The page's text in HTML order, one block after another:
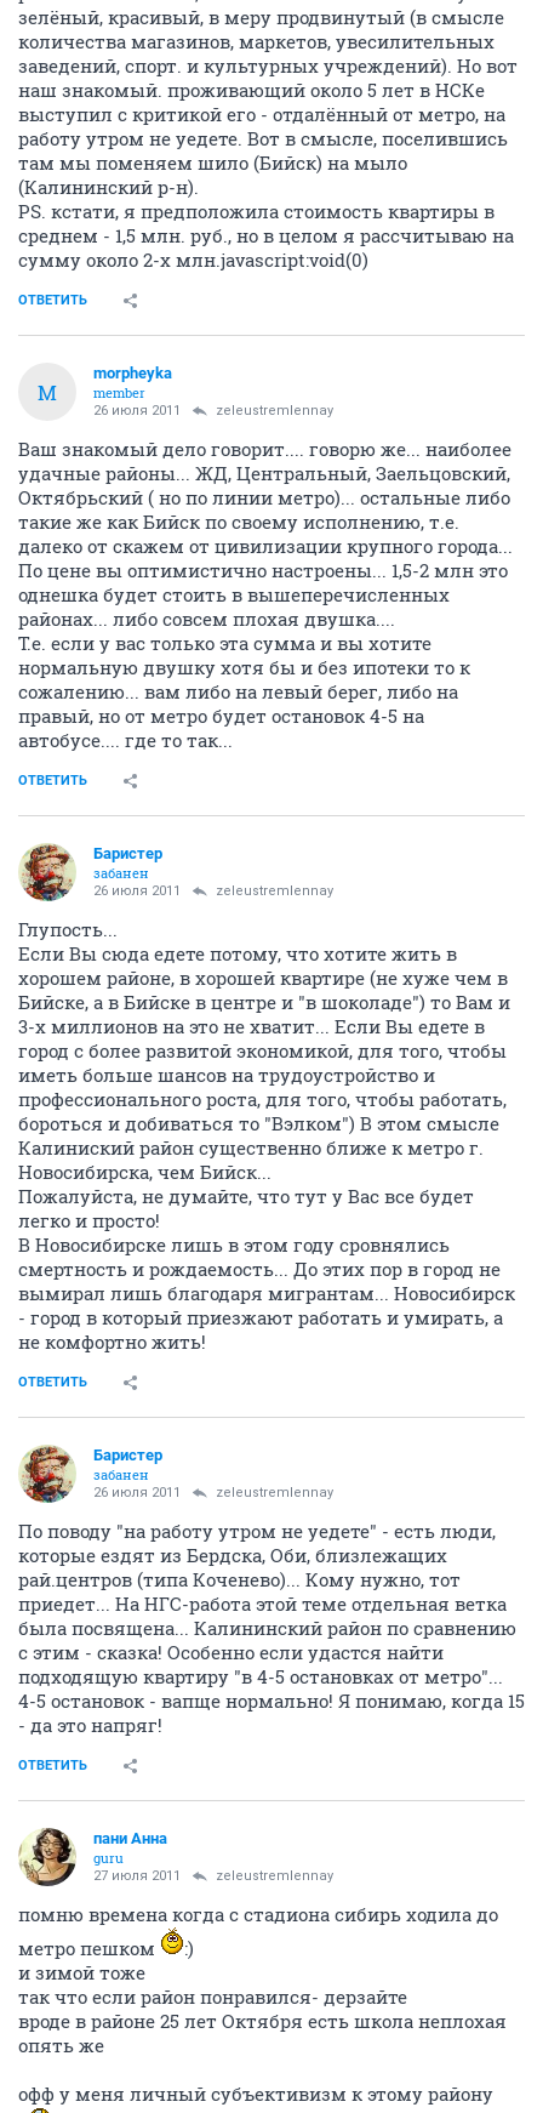
зелёный, красивый, в меру продвинутый (в смысле
количества магазинов, маркетов, увесилительных
заведений, спорт. и культурных учреждений). Но вот
наш знакомый. проживающий около 5 лет в НСКе
выступил с критикой его - отдалённый от метро, на
работу утром не уедете. Вот в смысле, поселившись
там мы поменяем шило (Бийск) на мыло
(Калининский р-н).
PS. кстати, я предположила стоимость квартиры в
среднем - 1,5 млн. руб., но в целом я рассчитываю на
сумму около 2-х млн.javascript:void(0)
ОТВЕТИТЬ
M
morpheyka
member
26 июля 2011 zeleustremlennay
Ваш знакомый дело говорит.... говорю же... наиболее
удачные районы... ЖД, Центральный, Заельцовский,
Октябрьский ( но по линии метро)... остальные либо
такие же как Бийск по своему исполнению, т.е.
далеко от скажем от цивилизации крупного города...
По цене вы оптимистично настроены... 1,5-2 млн это
однешка будет стоить в вышеперечисленных
районах... либо совсем плохая двушка....
Т.е. если у вас только эта сумма и вы хотите
нормальную двушку хотя бы и без ипотеки то к
сожалению... вам либо на левый берег, либо на
правый, но от метро будет остановок 4-5 на
автобусе.... где то так...
ОТВЕТИТЬ
Баристер
забанен
26 июля 2011 zeleustremlennay
Глупость...
Если Вы сюда едете потому, что хотите жить в
хорошем районе, в хорошей квартире (не хуже чем в
Бийске, а в Бийске в центре и "в шоколаде") то Вам и
3-х миллионов на это не хватит... Если Вы едете в
город с более развитой экономикой, для того, чтобы
иметь больше шансов на трудоустройство и
профессионального роста, для того, чтобы работать,
бороться и добиваться то "Вэлком") В этом смысле
Калиниский район существенно ближе к метро г.
Новосибирска, чем Бийск...
Пожалуйста, не думайте, что тут у Вас все будет
легко и просто!
В Новосибирске лишь в этом году сровнялись
смертность и рождаемость... До этих пор в город не
вымирал лишь благодаря мигрантам... Новосибирск
- город в который приезжают работать и умирать, а
не комфортно жить!
ОТВЕТИТЬ
Баристер
забанен
26 июля 2011 zeleustremlennay
По поводу "на работу утром не уедете" - есть люди,
которые ездят из Бердска, Оби, близлежащих
рай.центров (типа Коченево)... Кому нужно, тот
приедет... На НГС-работа этой теме отдельная ветка
была посвящена... Калининский район по сравнению
с этим - сказка! Особенно если удастся найти
подходящую квартиру "в 4-5 остановках от метро"...
4-5 остановок - вапще нормально! Я понимаю, когда 15
- да это напряг!
ОТВЕТИТЬ
пани Анна
guru
27 июля 2011 zeleustremlennay
помню времена когда с стадиона сибирь ходила до
метро пешком
:)
и зимой тоже
так что если район понравился- дерзайте
вроде в районе 25 лет Октября есть школа неплохая
опять же
офф у меня личный субъективизм к этому району